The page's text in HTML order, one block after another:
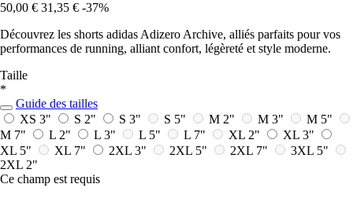
50,00 € 31,35 € -37%
Découvrez les shorts adidas Adizero Archive, alliés parfaits pour vos
performances de running, alliant confort, légèreté et style moderne.
Taille
*
Guide des tailles
XS 3"
S 2" S 3" S 5" M 2" M 3"
M 5"
M 7"
L 2" L 3" L 5" L 7" XL 2"
XL 3"
XL 5"
XL 7" 2XL 3" 2XL 5" 2XL 7"
3XL 5"
2XL 2"
Ce champ est requis